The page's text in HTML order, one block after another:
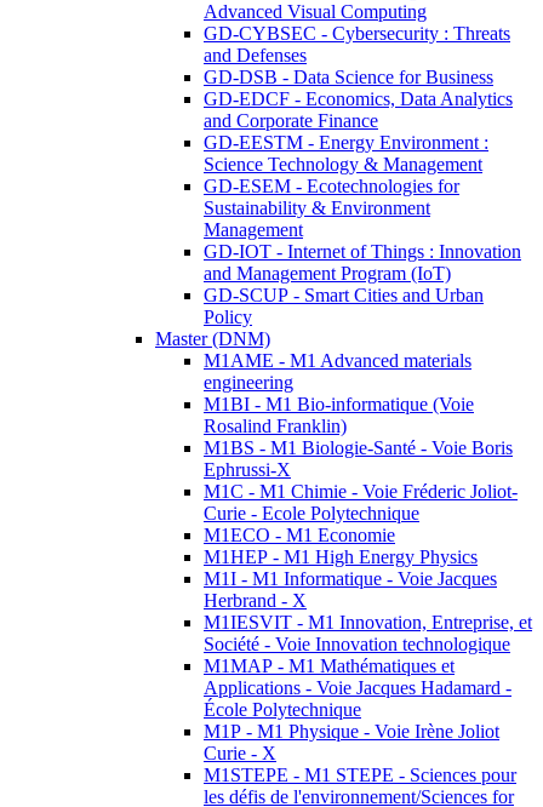
Advanced Visual Computing
GD-CYBSEC - Cybersecurity : Threats
and Defenses
GD-DSB - Data Science for Business
GD-EDCF - Economics, Data Analytics
and Corporate Finance
GD-EESTM - Energy Environment :
Science Technology & Management
GD-ESEM - Ecotechnologies for
Sustainability & Environment
Management
GD-IOT - Internet of Things : Innovation
and Management Program (IoT)
GD-SCUP - Smart Cities and Urban
Policy
Master (DNM)
M1AME - M1 Advanced materials
engineering
M1BI - M1 Bio-informatique (Voie
Rosalind Franklin)
M1BS - M1 Biologie-Santé - Voie Boris
Ephrussi-X
M1C - M1 Chimie - Voie Fréderic Joliot-
Curie - Ecole Polytechnique
M1ECO - M1 Economie
M1HEP - M1 High Energy Physics
M1I - M1 Informatique - Voie Jacques
Herbrand - X
M1IESVIT - M1 Innovation, Entreprise, et
Société - Voie Innovation technologique
M1MAP - M1 Mathématiques et
Applications - Voie Jacques Hadamard -
École Polytechnique
M1P - M1 Physique - Voie Irène Joliot
Curie - X
M1STEPE - M1 STEPE - Sciences pour
les défis de l'environnement/Sciences for